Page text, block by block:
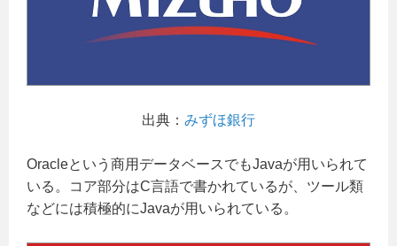
出典： みずほ銀行
Oracleという商用データベースでもJavaが用いられて
いる。コア部分はC言語で書かれているが、ツール類
などには積極的にJavaが用いられている。